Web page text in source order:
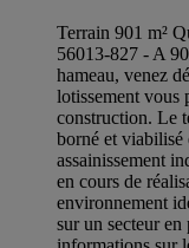
Terrain 901 m²
56013-827 - A
hameau, venez
lotissement vous
construction. Le
borné et viabilisé
assainissement
en cours de
environnement
sur un secteur